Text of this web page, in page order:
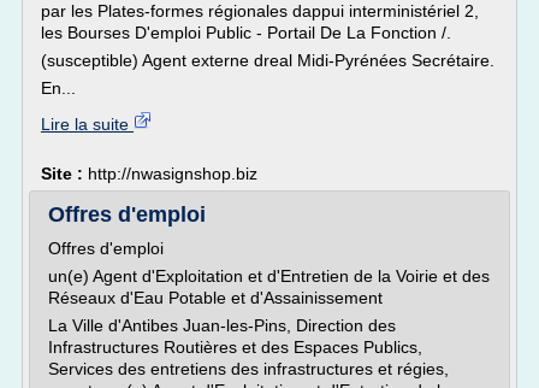
par les Plates-formes régionales dappui interministériel 2,
les Bourses D'emploi Public - Portail De La Fonction /.
(susceptible) Agent externe dreal Midi-Pyrénées Secrétaire.
En...
Lire la suite
Site : http://nwasignshop.biz
Offres d'emploi
Offres d'emploi
un(e) Agent d'Exploitation et d'Entretien de la Voirie et des
Réseaux d'Eau Potable et d'Assainissement
La Ville d'Antibes Juan-les-Pins, Direction des
Infrastructures Routières et des Espaces Publics,
Services des entretiens des infrastructures et régies,